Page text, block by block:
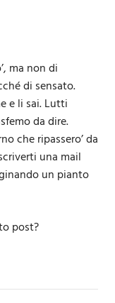
ma non di
di sensato.
e li sai. Lutti
da dire.
che ripassero’ da
una mail
un pianto
post?